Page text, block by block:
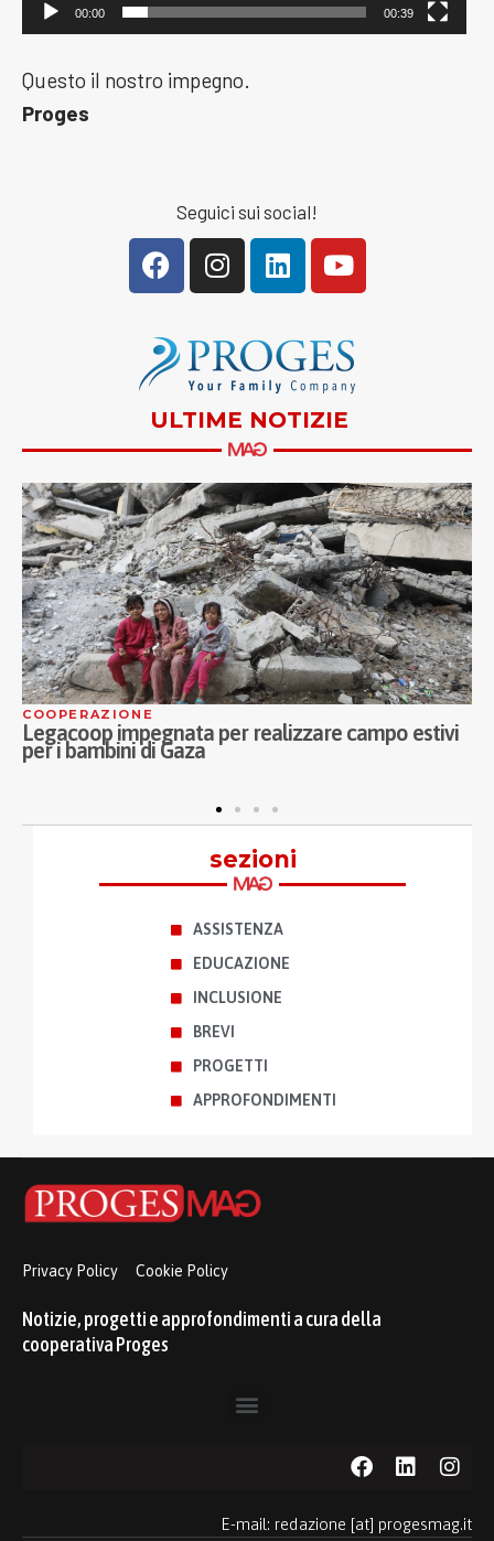
00:00 00:39
Questo il nostro impegno.
Proges
Seguici sui social!
ULTIME NOTIZIE
COOPERAZIONE
Legacoop impegnata per realizzare campo estivi
per i bambini di Gaza
sezioni
ASSISTENZA
EDUCAZIONE
INCLUSIONE
BREVI
PROGETTI
APPROFONDIMENTI
Privacy Policy Cookie Policy
Notizie, progetti e approfondimenti a cura della
cooperativa Proges
E-mail: redazione [at] progesmag.it